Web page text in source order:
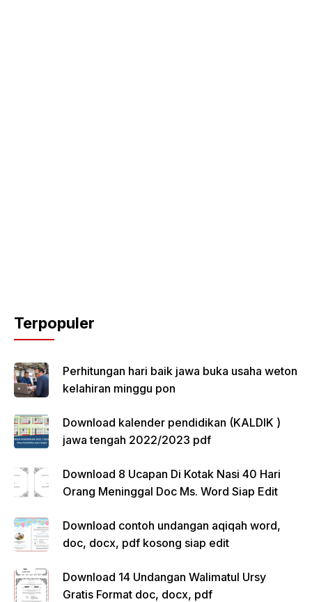
Terpopuler
Perhitungan hari baik jawa buka usaha weton
kelahiran minggu pon
Download kalender pendidikan (KALDIK )
jawa tengah 2022/2023 pdf
Download 8 Ucapan Di Kotak Nasi 40 Hari
Orang Meninggal Doc Ms. Word Siap Edit
Download contoh undangan aqiqah word,
doc, docx, pdf kosong siap edit
Download 14 Undangan Walimatul Ursy
Gratis Format doc, docx, pdf